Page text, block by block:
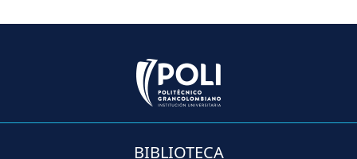
BIBLIOTECA